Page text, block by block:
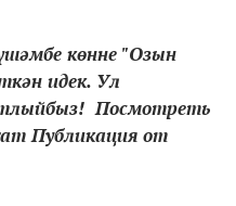
көнне "Озын
идек. Ул
Посмотреть
Публикация от